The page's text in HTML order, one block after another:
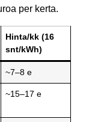
per kerta.
Hinta/kk (16
snt/kWh)
~7–8 e
~15–17 e